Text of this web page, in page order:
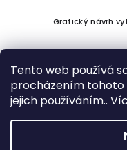
Tento web používá
procházením tohoto
jejich používáním..
Grafický návrh
Podle zákona o